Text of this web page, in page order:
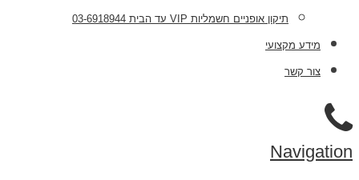
תיקון אופניים חשמליות VIP עד הבית 03-6918944
מידע מקצועי
צור קשר
Navigation